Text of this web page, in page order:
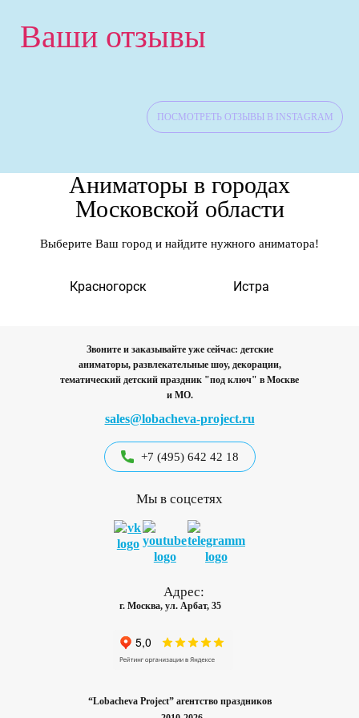
Ваши отзывы
ПОСМОТРЕТЬ ОТЗЫВЫ В INSTAGRAM
Аниматоры в городах
Московской области
Выберите Ваш город и найдите нужного аниматора!
Красногорск Истра
Звоните и заказывайте уже сейчас: детские
аниматоры, развлекательные шоу, декорации,
тематический детский праздник "под ключ" в Москве
и МО.
sales@lobacheva-project.ru
+7 (495) 642 42 18
Мы в соцсетях
Адрес:
г. Москва, ул. Арбат, 35
“Lobacheva Project” агентство праздников